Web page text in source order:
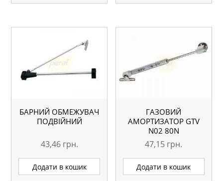
БАРНИЙ ОБМЕЖУВАЧ
ПОДВІЙНИЙ
43,46 грн.
Додати в кошик
ГАЗОВИЙ
АМОРТИЗАТОР GTV
N02 80N
47,15 грн.
Додати в кошик